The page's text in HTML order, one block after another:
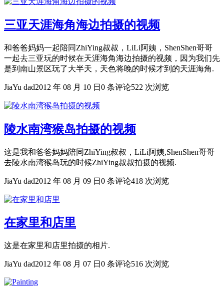
三亚天涯海角海边拍摄的视频
和爸爸妈妈一起陪同ZhiYing叔叔，LiLi阿姨，ShenShen哥哥
一起去三亚玩的时候在天涯海角海边拍摄的视频，因为我们先
是到南山景区玩了大半天，天色将晚的时候才到的天涯海角.
JiaYu dad2012 年 08 月 10 日 0 条评论522 次浏览
陵水南湾猴岛拍摄的视频
这是我和爸爸妈妈陪同ZhiYing叔叔，LiLi阿姨,ShenShen哥哥
去陵水南湾猴岛玩的时候ZhiYing叔叔拍摄的视频.
JiaYu dad2012 年 08 月 09 日 0 条评论418 次浏览
在家里和店里
这是在家里和店里拍摄的相片.
JiaYu dad2012 年 08 月 07 日 0 条评论516 次浏览